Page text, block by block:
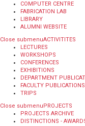
COMPUTER CENTRE
FABRICATION LAB
LIBRARY
ALUMNI WEBSITE
Close submenuACTIVITITES
LECTURES
WORKSHOPS
CONFERENCES
EXHIBITIONS
DEPARTMENT
FACULTY PUBLICATIONS
TRIPS
Close submenuPROJECTS
PROJECTS ARCHIVE
DISTINCTIONS -